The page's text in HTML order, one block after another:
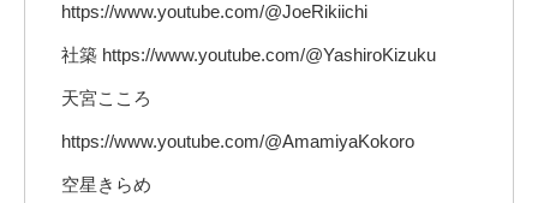
https://www.youtube.com/@JoeRikiichi
社築 https://www.youtube.com/@YashiroKizuku
天宮こころ
https://www.youtube.com/@AmamiyaKokoro
空星きらめ